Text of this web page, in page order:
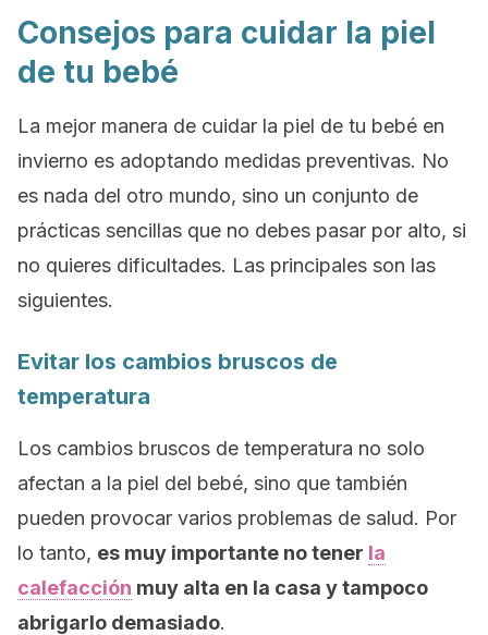
Consejos para cuidar la piel
de tu bebé
La mejor manera de cuidar la piel de tu bebé en
invierno es adoptando medidas preventivas. No
es nada del otro mundo, sino un conjunto de
prácticas sencillas que no debes pasar por alto, si
no quieres dificultades. Las principales son las
siguientes.
Evitar los cambios bruscos de
temperatura
Los cambios bruscos de temperatura no solo
afectan a la piel del bebé, sino que también
pueden provocar varios problemas de salud. Por
lo tanto, es muy importante no tener la
calefacción muy alta en la casa y tampoco
abrigarlo demasiado.